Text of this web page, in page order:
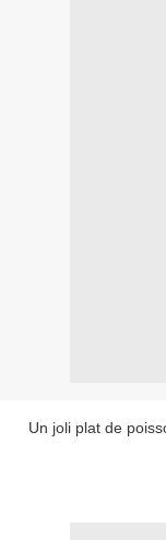
Un joli plat de